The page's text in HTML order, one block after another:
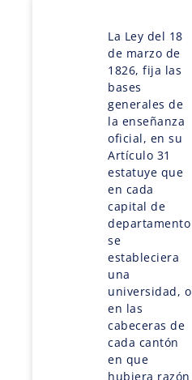
La Ley del 18
de marzo de
1826, fija las
bases
generales de
la enseñanza
oficial, en su
Artículo 31
estatuye que
en cada
capital de
departamento
se
estableciera
una
universidad, o
en las
cabeceras de
cada cantón
en que
hubiera razón